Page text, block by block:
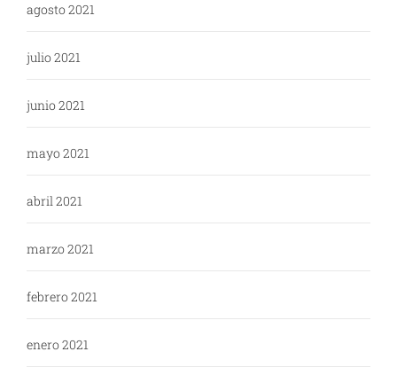
agosto 2021
julio 2021
junio 2021
mayo 2021
abril 2021
marzo 2021
febrero 2021
enero 2021